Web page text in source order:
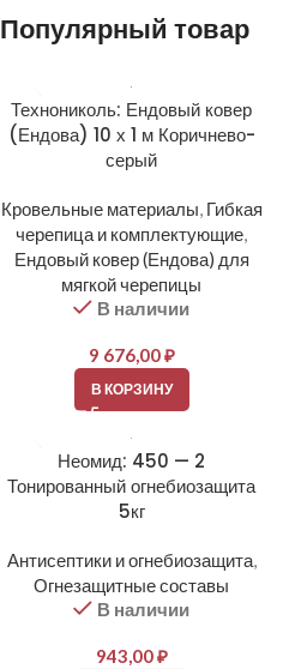
Популярный товар
Технониколь: Ендовый ковер
(Ендова) 10 х 1 м Коричнево-
серый
Кровельные материалы, Гибкая
черепица и комплектующие,
Ендовый ковер (Ендова) для
мягкой черепицы
В наличии
9 676,00₽
В КОРЗИНУ
Неомид: 450 — 2
Тонированный огнебиозащита
5кг
Антисептики и огнебиозащита,
Огнезащитные составы
В наличии
943,00₽